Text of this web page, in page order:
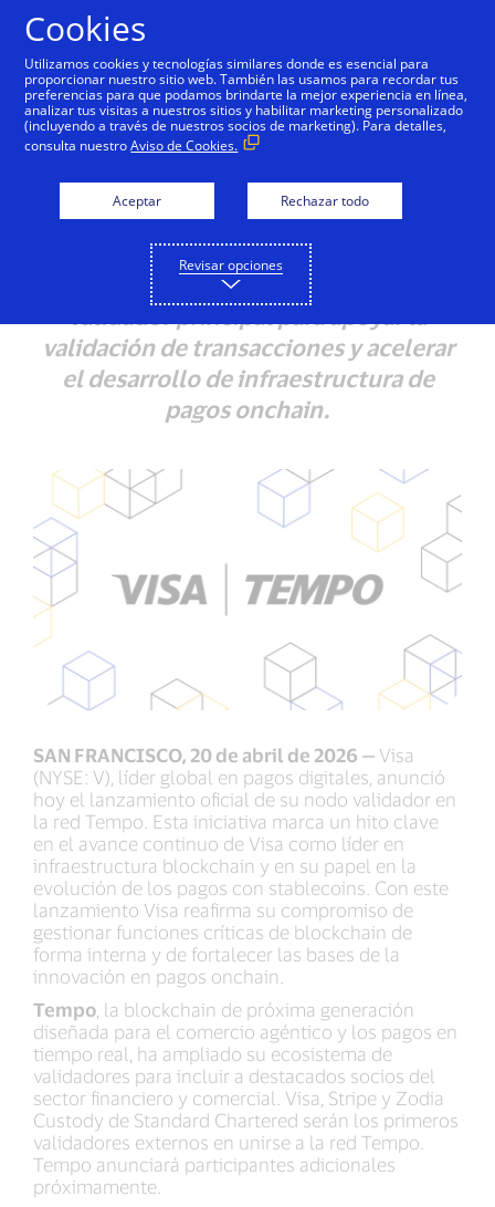
NOTAS DE PRENSA
Visa lanza nodo
validador en la
blockchain Tempo
Visa se une a la red Tempo como un
validación de transacciones y acelerar
el desarrollo de infraestructura de
pagos onchain.
SAN FRANCISCO, 20 de abril de 2026 — Visa
(NYSE: V), líder global en pagos digitales, anunció
hoy el lanzamiento oficial de su nodo validador en
la red Tempo. Esta iniciativa marca un hito clave
en el avance continuo de Visa como líder en
infraestructura blockchain y en su papel en la
evolución de los pagos con stablecoins. Con este
lanzamiento Visa reafirma su compromiso de
gestionar funciones críticas de blockchain de
forma interna y de fortalecer las bases de la
innovación en pagos onchain.
Tempo , la blockchain de próxima generación
diseñada para el comercio agéntico y los pagos en
tiempo real, ha ampliado su ecosistema de
validadores para incluir a destacados socios del
sector financiero y comercial. Visa, Stripe y Zodia
Custody de Standard Chartered serán los primeros
validadores externos en unirse a la red Tempo.
Tempo anunciará participantes adicionales
próximamente.
Cookies
Utilizamos cookies y tecnologías similares donde es esencial para
proporcionar nuestro sitio web. También las usamos para recordar tus
preferencias para que podamos brindarte la mejor experiencia en línea,
analizar tus visitas a nuestros sitios y habilitar marketing personalizado
(incluyendo a través de nuestros socios de marketing). Para detalles,
consulta nuestroAviso de Cookies.
Aceptar Rechazar todo
Revisar opciones